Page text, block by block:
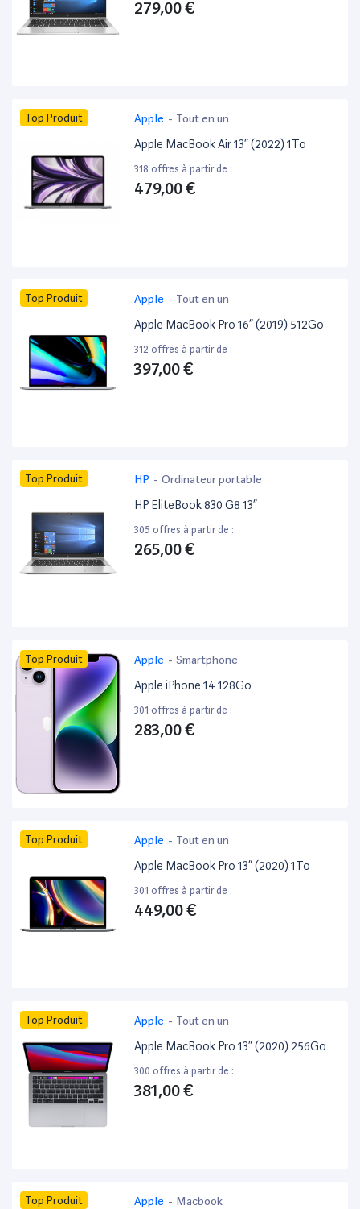
279,00 €
Top Produit Apple - Tout en un
Apple MacBook Air 13” (2022) 1To
318 offres à partir de :
479,00 €
Top Produit Apple - Tout en un
Apple MacBook Pro 16” (2019) 512Go
312 offres à partir de :
397,00 €
Top Produit HP - Ordinateur portable
HP EliteBook 830 G8 13”
305 offres à partir de :
265,00 €
Top Produit Apple - Smartphone
Apple iPhone 14 128Go
301 offres à partir de :
283,00 €
Top Produit Apple - Tout en un
Apple MacBook Pro 13” (2020) 1To
301 offres à partir de :
449,00 €
Top Produit Apple - Tout en un
Apple MacBook Pro 13” (2020) 256Go
300 offres à partir de :
381,00 €
Top Produit Apple - Macbook